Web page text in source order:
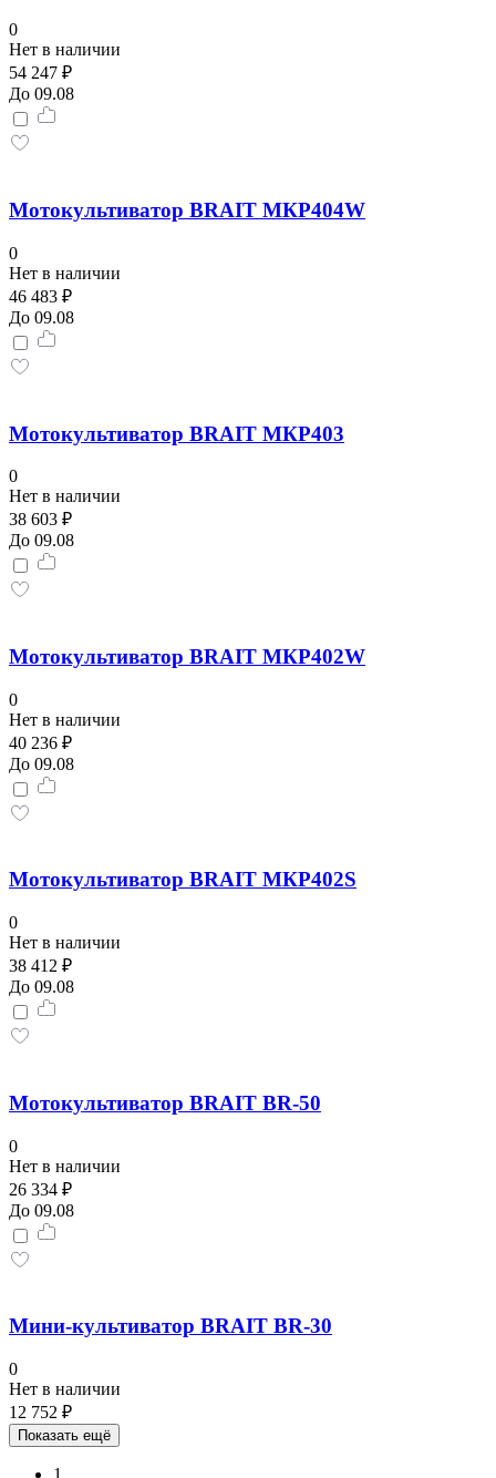
0
Нет в наличии
54 247 ₽
До 09.08
Мотокультиватор BRAIT МКР404W
0
Нет в наличии
46 483 ₽
До 09.08
Мотокультиватор BRAIT МКР403
0
Нет в наличии
38 603 ₽
До 09.08
Мотокультиватор BRAIT МКР402W
0
Нет в наличии
40 236 ₽
До 09.08
Мотокультиватор BRAIT МКР402S
0
Нет в наличии
38 412 ₽
До 09.08
Мотокультиватор BRAIT BR-50
0
Нет в наличии
26 334 ₽
До 09.08
Мини-культиватор BRAIT BR-30
0
Нет в наличии
12 752 ₽
Показать ещё
1